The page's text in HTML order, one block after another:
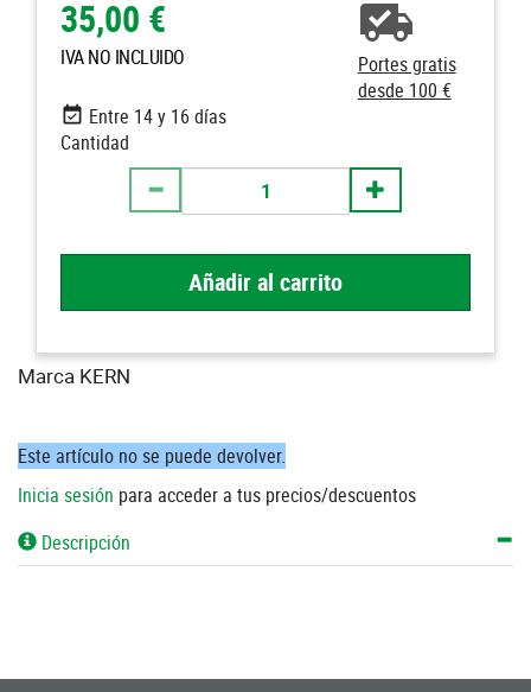
35,00 €
IVA NO INCLUIDO
Portes gratis
desde 100 €
Entre 14 y 16 días
Cantidad
Añadir al carrito
Marca KERN
Este artículo no se puede devolver.
Inicia sesión para acceder a tus precios/descuentos
Descripción